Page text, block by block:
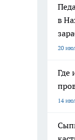
в
20
Где
14